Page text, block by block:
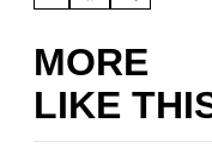
MORE
LIKE